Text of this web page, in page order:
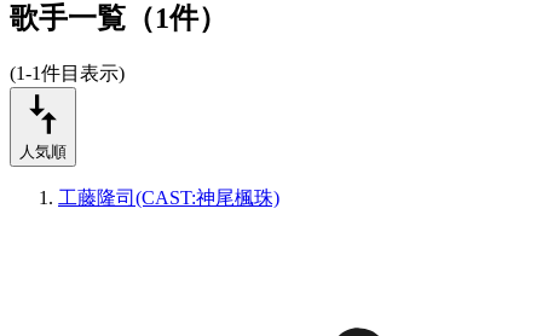
歌手一覧（1件）
(1-1件目表示)
人気順
工藤隆司(CAST:神尾楓珠)